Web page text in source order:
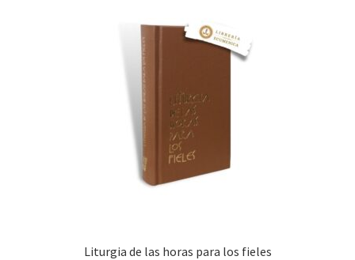
Liturgia de las horas para los fieles